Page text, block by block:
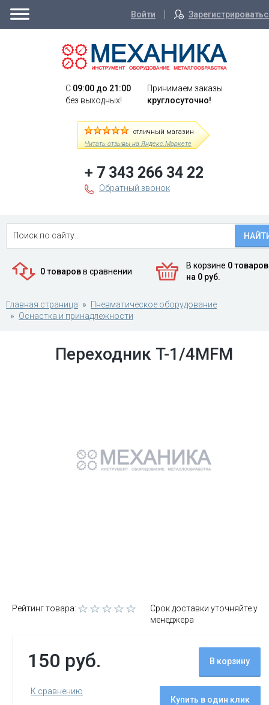
Войти
C 09:00 до 21:00
без выходных!
Принимаем заказы
круглосуточно!
отличный магазин
Читать отзывы на Яндекс.Маркете
+ 7 343 266 34 22
Обратный звонок
0 товаровв сравнении
В корзине 0 товаров
на 0 руб.
Главная страница
Пневматическое оборудование
Оснастка и принадлежности
Переходник T-1/4MFM
Рейтинг товара:
Срок доставки уточняйте у
менеджера
150 руб.
К сравнению
В корзину
Купить в один клик